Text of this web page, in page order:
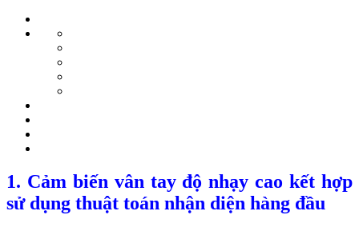
1. Cảm biến vân tay độ nhạy cao kết hợp
sử dụng thuật toán nhận diện hàng đầu